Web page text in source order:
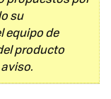
su
equipo de
producto